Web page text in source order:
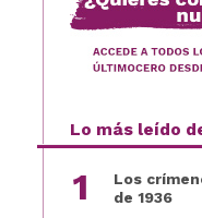
Lo más leído
Los
de 1936